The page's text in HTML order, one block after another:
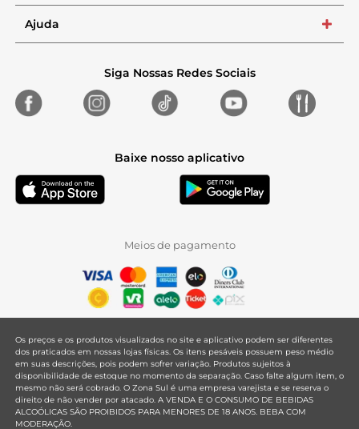
Ajuda +
Siga Nossas Redes Sociais
Baixe nosso aplicativo
Meios de pagamento
Os preços e os produtos visualizados no site e aplicativo podem ser diferentes
dos praticados em nossas lojas físicas. Os itens pesáveis possuem peso médio
em suas descrições, pois podem sofrer variação. Produtos sujeitos à
disponibilidade de estoque no momento da separação. Caso falte algum item, o
mesmo não será cobrado. O Zona Sul é uma empresa varejista e se reserva o
direito de não vender por atacado. A VENDA E O CONSUMO DE BEBIDAS
ALCOÓLICAS SÃO PROIBIDOS PARA MENORES DE 18 ANOS. BEBA COM
MODERAÇÃO.